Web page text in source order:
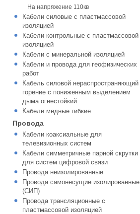
На напряжение 110кв
Кабели силовые с пластмассовой
изоляцией
Кабели контрольные с пластмассовой
изоляцией
Кабели с минеральной изоляцией
Кабели и провода для геофизических
работ
Кабель силовой нераспространяющий
горение с пониженным выделением
дыма огнестойкий
Кабели медные гибкие
Провода
Кабели коаксиальные для
телевизионных систем
Кабели симметричные парной скрутки
для систем цифровой связи
Провода неизолированные
Провода самонесущие изолированные
(СИП)
Провода трансляционные с
пластмассовой изоляцией